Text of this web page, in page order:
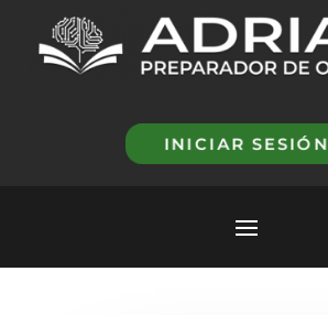
INICIAR SESIÓN